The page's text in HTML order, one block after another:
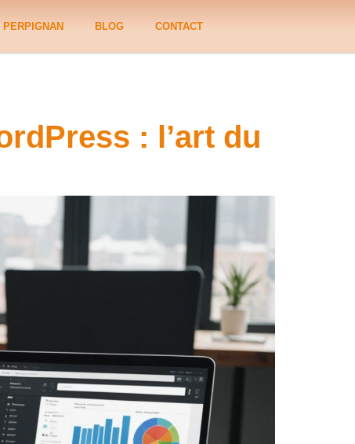
BLOG CONTACT
: l’art du